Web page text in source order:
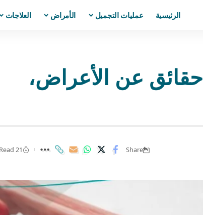
الرئيسية عمليات التجميل الأمراض العلاجات
فقر الدم المنجلي | 7 حقائق عن الأعراض،
Share
21 Min Read